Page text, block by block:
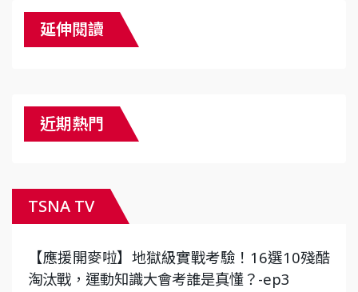
延伸閱讀
近期熱門
TSNA TV
【應援開麥啦】地獄級實戰考驗！16選10殘酷
淘汰戰，運動知識大會考誰是真懂？-ep3